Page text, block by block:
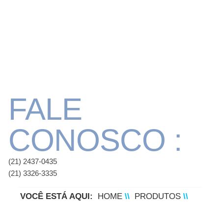
FALE
CONOSCO :
(21) 2437-0435
(21) 3326-3335
VOCÊ ESTÁ AQUI: HOME \\ PRODUTOS \\